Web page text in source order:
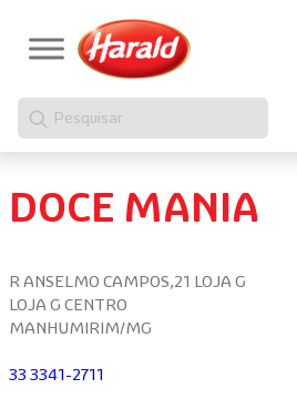
Pesquisar
DOCE MANIA
R ANSELMO CAMPOS,21 LOJA G
LOJA G CENTRO
MANHUMIRIM/MG
33 3341-2711